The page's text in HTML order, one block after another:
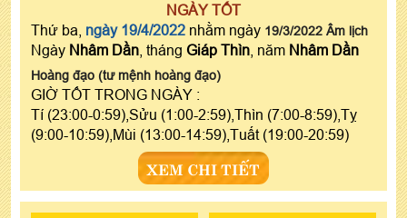
NGÀY TỐT
Thứ ba, ngày 19/4/2022 nhằm ngày 19/3/2022 Âm lịch
Ngày Nhâm Dần , tháng Giáp Thìn , năm Nhâm Dần
Hoàng đạo (tư mệnh hoàng đạo)
GIỜ TỐT TRONG NGÀY :
Tí (23:00-0:59),Sửu (1:00-2:59),Thìn (7:00-8:59),Tỵ
(9:00-10:59),Mùi (13:00-14:59),Tuất (19:00-20:59)
XEM CHI TIẾT